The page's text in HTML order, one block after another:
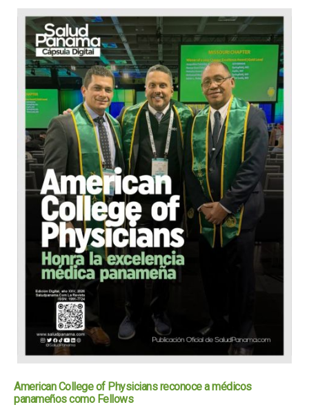
American College of Physicians reconoce a médicos
panameños como Fellows